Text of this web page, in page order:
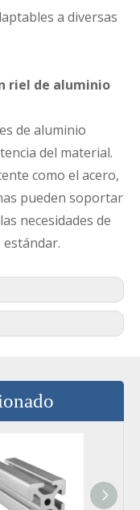
a diversas
riel de aluminio
de aluminio
del material.
como el acero,
pueden soportar
necesidades de